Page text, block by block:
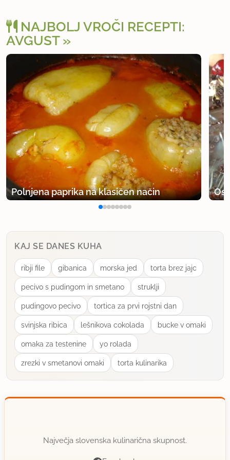
NAJBOLJ VROČI RECEPTI:
AVGUST
Polnjena paprika na klasičen način
KAJ SE DANES KUHA
ribji file gibanica morska jed torta brez jajc
pecivo s pudingom in smetano struklji
pudingovo pecivo tortica za prvi rojstni dan
svinjska ribica lešnikova cokolada bucke v omaki
omaka za testenine yo rolada
zrezki v smetanovi omaki torta kulinarika
Največja slovenska kulinarična skupnost.